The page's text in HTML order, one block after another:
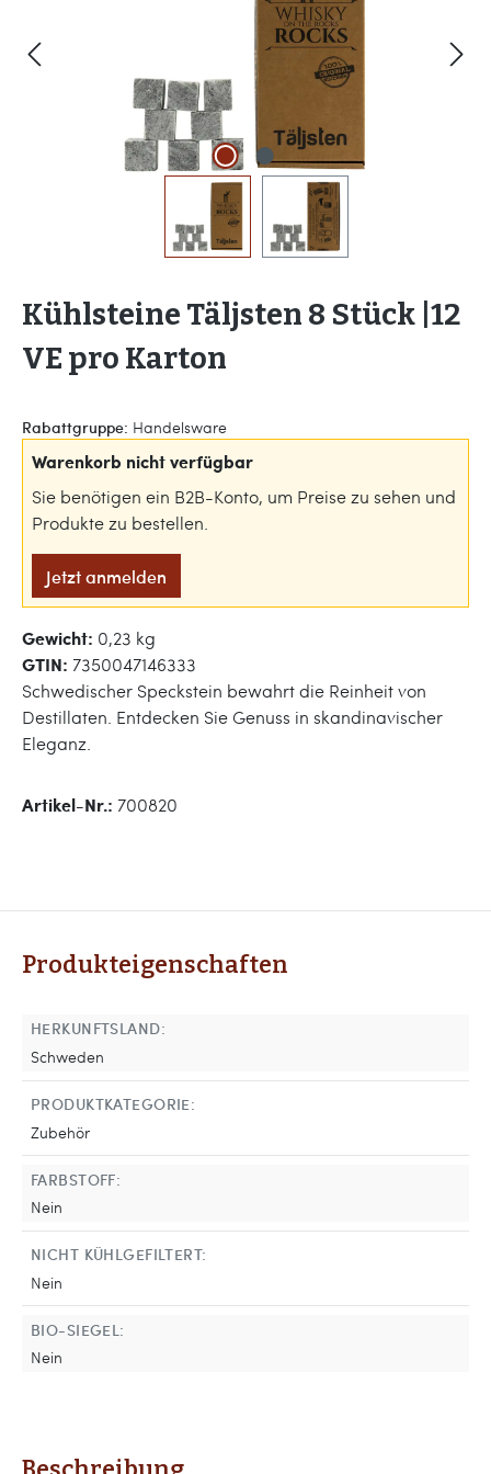
Kühlsteine Täljsten 8 Stück |12
VE pro Karton
Rabattgruppe: Handelsware
Warenkorb nicht verfügbar
Sie benötigen ein B2B-Konto, um Preise zu sehen und
Produkte zu bestellen.
Jetzt anmelden
Gewicht: 0,23 kg
GTIN: 7350047146333
Schwedischer Speckstein bewahrt die Reinheit von
Destillaten. Entdecken Sie Genuss in skandinavischer
Eleganz.
Artikel-Nr.: 700820
Produkteigenschaften
HERKUNFTSLAND:
Schweden
PRODUKTKATEGORIE:
Zubehör
FARBSTOFF:
Nein
NICHT KÜHLGEFILTERT:
Nein
BIO-SIEGEL:
Nein